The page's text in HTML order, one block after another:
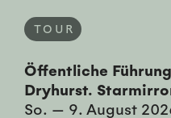
TOUR
Öffentliche
Dryhurst.
So. — 9. August